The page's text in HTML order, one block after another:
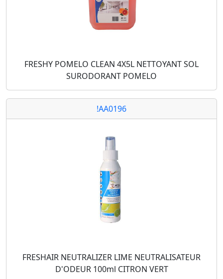
FRESHY POMELO CLEAN 4X5L NETTOYANT SOL
SURODORANT POMELO
!AA0196
FRESHAIR NEUTRALIZER LIME NEUTRALISATEUR
D'ODEUR 100ml CITRON VERT